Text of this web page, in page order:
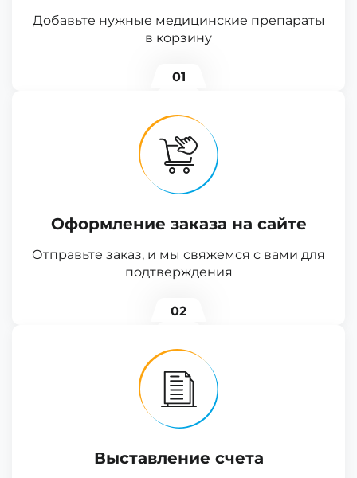
Добавьте нужные медицинские препараты
в корзину
01
Оформление заказа на сайте
Отправьте заказ, и мы свяжемся с вами для
подтверждения
02
Выставление счета